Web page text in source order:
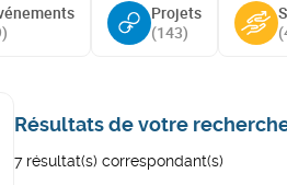
)
Projets
(143)
(
Résultats de votre
7 résultat(s) correspondant(s)